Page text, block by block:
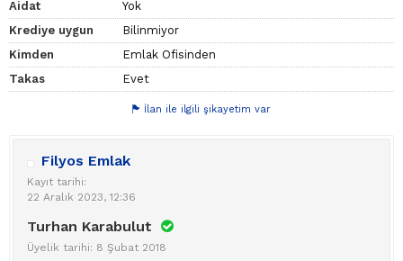
Aidat
Yok
Krediye uygun
Bilinmiyor
Kimden
Emlak Ofisinden
Takas
Evet
İlan ile ilgili şikayetim var
Filyos Emlak
Kayıt tarihi:
22 Aralık 2023, 12:36
Turhan Karabulut
Üyelik tarihi: 8 Şubat 2018